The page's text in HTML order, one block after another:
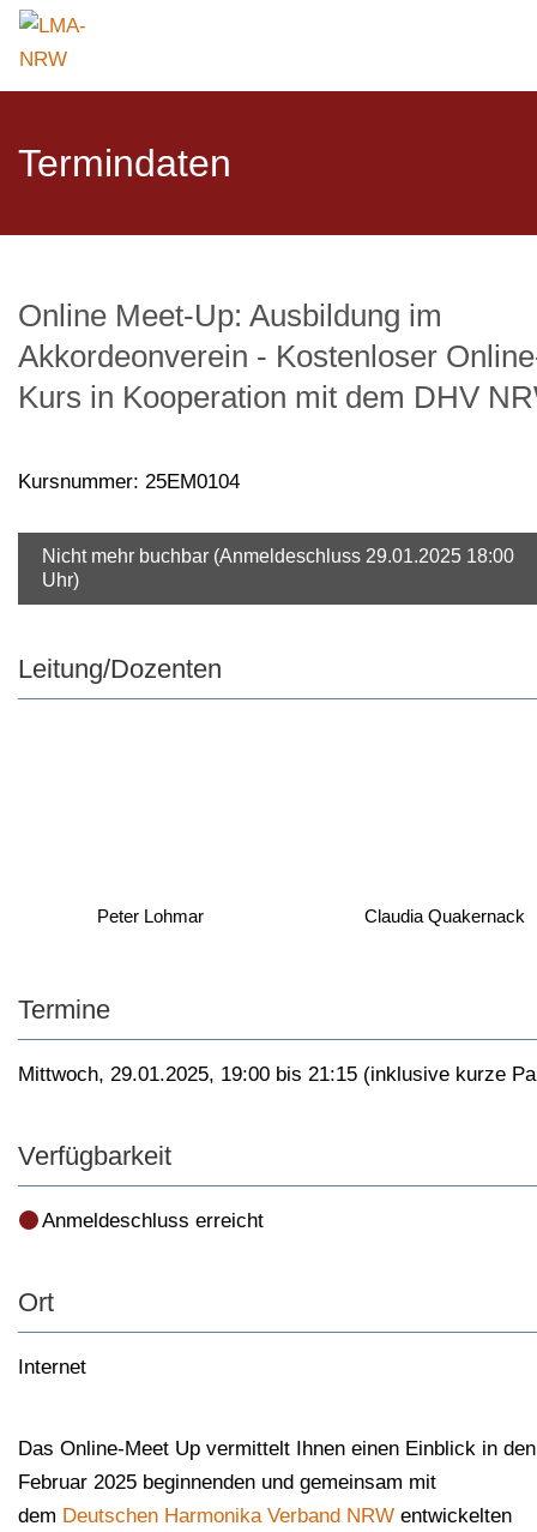
Termindaten
Online Meet-Up: Ausbildung im
Akkordeonverein - Kostenloser
Kurs in Kooperation mit dem DHV
Kursnummer: 25EM0104
Nicht mehr buchbar (Anmeldeschluss 29.01.2025 18:00
Uhr)
Leitung/Dozenten
Peter Lohmar Claudia Quakernack
Termine
Mittwoch, 29.01.2025, 19:00 bis 21:15 (inklusive kurze
Verfügbarkeit
Anmeldeschluss erreicht
Ort
Internet
Das Online-Meet Up vermittelt Ihnen einen Einblick in
Februar 2025 beginnenden und gemeinsam mit
dem Deutschen Harmonika Verband NRW entwickelten